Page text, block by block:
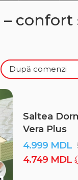
–
Saltea
Vera Plus
4.999 MDL
4.749 MDL